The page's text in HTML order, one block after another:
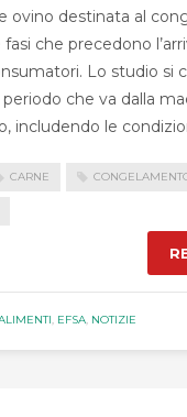
ovino destinata al
che precedono
Lo studio si
che va dalla
includendo le
CARNE
, EFSA, NOTIZIE